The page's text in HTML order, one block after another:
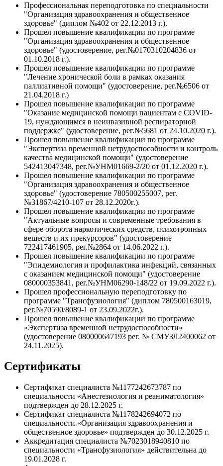
Профессиональная переподготовка по специальности
"Организация здравоохранения и общественное
здоровье" (диплом №402 от 22.12.2013 г.).
Прошел повышение квалификации по программе
"Организация здравоохранения и общественное
здоровье" (удостоверение, рег.№0170310204836 от
01.10.2018 г.).
Прошел повышение квалификации по программе
"Лечение хронической боли в рамках оказания
паллиативной помощи" (удостоверение, рег.№6506 от
21.04.2018 г.)
Прошел повышение квалификации по программе
"Оказание медицинской помощи пациентам с COVID-
19, нуждающимся в неинвазивной респираторной
поддержке" (удостоверение, рег.№5681 от 24.10.2020 г.).
Прошел повышение квалификации по программе
"Экспертиза временной нетрудоспособности и контроль
качества медицинской помощи" (удостоверение
542413047348, рег.№УНМ01669-2/20 от 01.12.2020 г.).
Прошел повышение квалификации по программе
"Организация здравоохранения и общественное
здоровье" (удостоверение 780500255007, рег.
№31867/4210-107 от 28.12.2020г.).
Прошел повышение квалификации по программе
"Актуальные вопросы и современные требования в
сфере оборота наркотических средств, психотропных
веществ и их прекурсоров" (удостоверение
722417461905, рег.№2864 от 14.06.2022 г.).
Прошел повышение квалификации по программе
"Эпидемиология и профилактика инфекций, связанных
с оказанием медицинской помощи" (удостоверение
080000353841, рег.№УНМ06290-148/22 от 19.09.2022 г.).
Прошел профессиональную переподготовку по
программе "Трансфузиология" (диплом 780500163019,
рег.№70590/8089-1 от 23.09.2022г.).
Прошел повышение квалификации по программе
«Экспертиза временной нетрудоспособности»
(удостоверение 080000647193 рег. № СМУЗЛ2400062 от
24.11.2025).
Сертификаты
Сертификат специалиста №1177242673787 по
специальности «Анестезиология и реаниматология»
подтвержден до 28.12.2025 г.
Сертификат специалиста №1178242694072 по
специальности «Организация здравоохранения и
общественное здоровье» подтвержден до 30.12.2025 г.
Аккредитация специалиста №7023018940810 по
специальности «Трансфузиология» действительна до
19.01.2028 г.